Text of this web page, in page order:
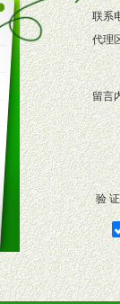
联系
代理
留言
验